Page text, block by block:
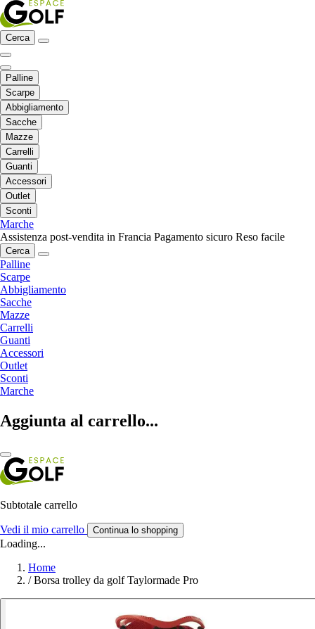
Cerca
Palline
Scarpe
Abbigliamento
Sacche
Mazze
Carrelli
Guanti
Accessori
Outlet
Sconti
Marche
Assistenza post-vendita in Francia Pagamento sicuro Reso facile
Cerca
Palline
Scarpe
Abbigliamento
Sacche
Mazze
Carrelli
Guanti
Accessori
Outlet
Sconti
Marche
Aggiunta al carrello...
Subtotale carrello
Vedi il mio carrello Continua lo shopping
Loading...
Home
/ Borsa trolley da golf Taylormade Pro